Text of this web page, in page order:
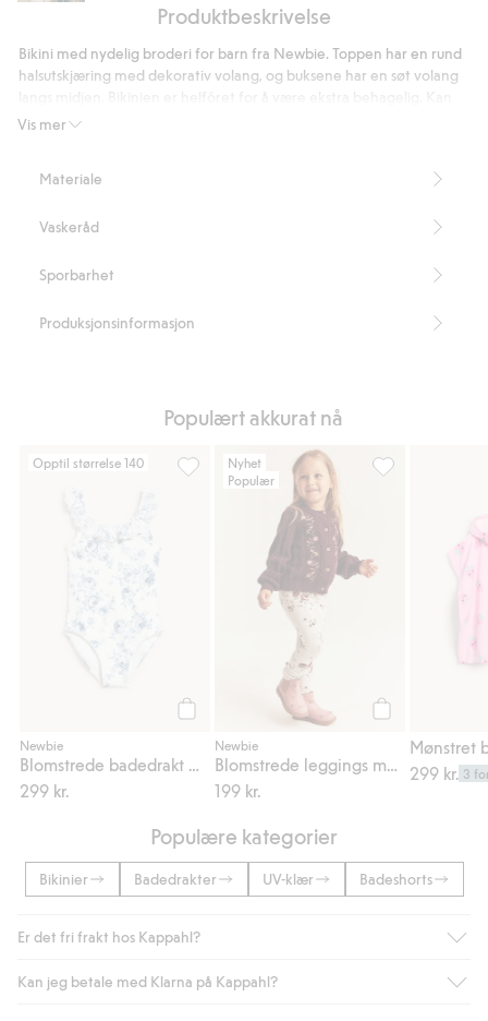
Woman
Produktbeskrivelse
Vis mer
Bikini med nydelig broderi for barn fra Newbie. Toppen har en rund
halsutskjæring med dekorativ volang, og buksene har en søt volang
matches med mammas antrekk.
Helfôret.
Inneholder 82 % resirkulert polyester.
Blended Recycled Polyester
Materiale
Vaskeråd
Sporbarhet
Produksjonsinformasjon
Populært akkurat nå
Opptil størrelse 140
Newbie
299 kr.
Blomstrede badedrakt med volanger,
Nyhet
Populær
Newbie
199 kr.
299 kr. 3
Populære kategorier
Bikinier Badedrakter UV-klær Badeshorts
Er det fri frakt hos Kappahl?
Som medlem i Kappahl Club har du alltid gratis frakt til butikk,
Kan jeg betale med Klarna på Kappahl?